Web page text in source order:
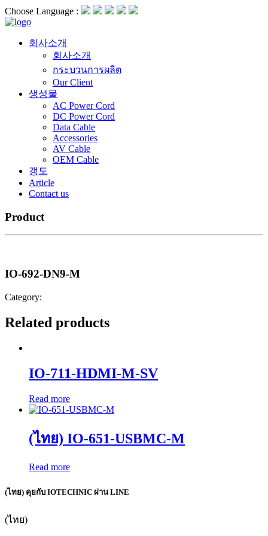
Choose Language :
회사소개
회사소개
กระบวนการผลิต
Our Client
생성물
AC Power Cord
DC Power Cord
Data Cable
Accessories
AV Cable
OEM Cable
갱도
Article
Contact us
Product
IO-692-DN9-M
Category:
Related products
IO-711-HDMI-M-SV
Read more
(ไทย) IO-651-USBMC-M
Read more
(ไทย) คุยกับ IOTECHNIC ผ่าน LINE
(ไทย)